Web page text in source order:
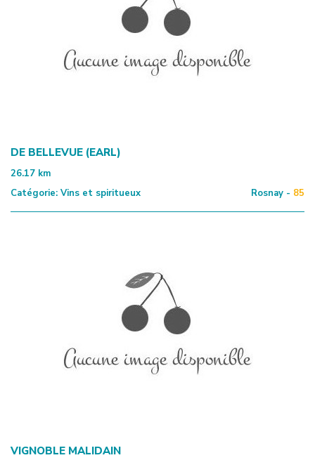
DE BELLEVUE (EARL)
26.17 km
Catégorie: Vins et spiritueux Rosnay - 85
VIGNOBLE MALIDAIN